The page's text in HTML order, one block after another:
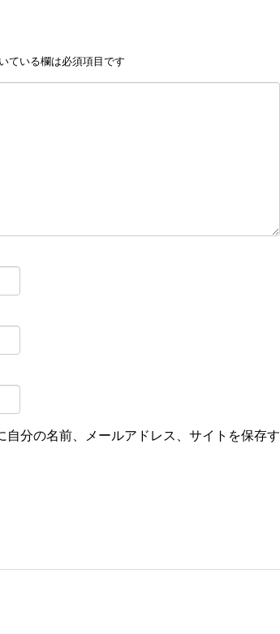
ている欄は必須項目です
分の名前、メールアドレス、サイトを保存す